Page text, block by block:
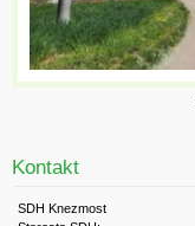
Kontakt
SDH Knezmost